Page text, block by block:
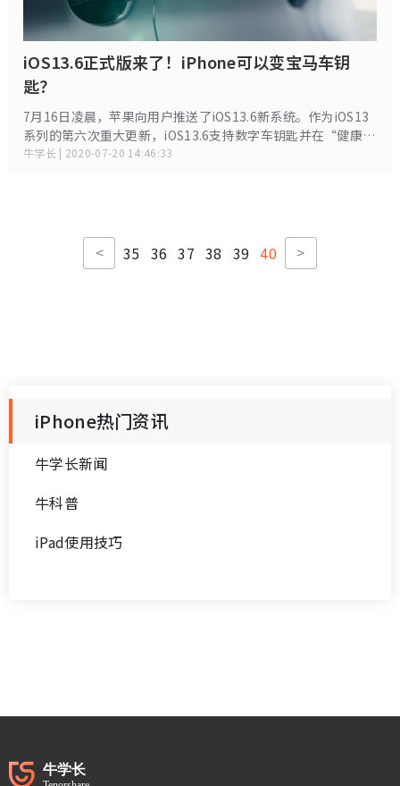
iOS13.6正式版来了！iPhone可以变宝马车钥
匙？
7月16日凌晨，苹果向用户推送了iOS13.6新系统。作为iOS13
系列的第六次重大更新，iOS13.6支持数字车钥匙并在“健康”
App中包含了新的症状类别，还修复了一些BUG。iOS13.6更新
牛学长 | 2020-07-20 14:46:33
< 35 36 37 38 39 40 >
iPhone热门资讯
牛学长新闻
牛科普
iPad使用技巧